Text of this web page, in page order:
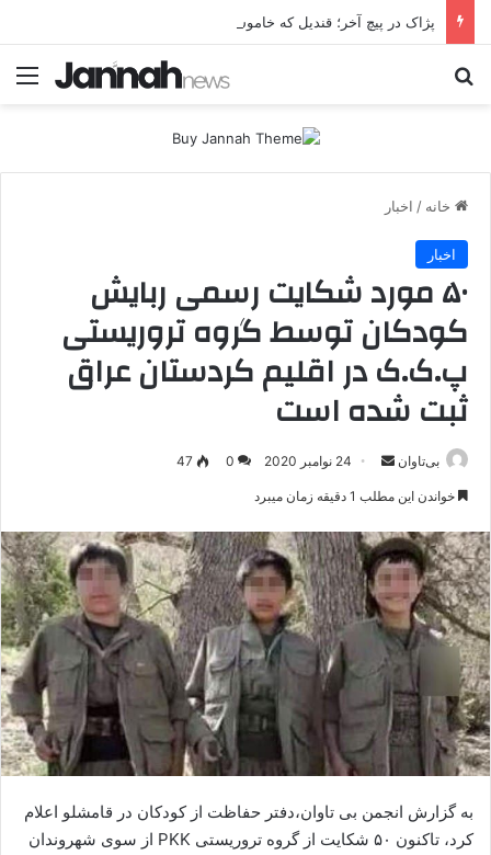
خانه / اخبار
اخبار
۵۰ مورد شکایت رسمی ربایش
کودکان توسط گروه تروریستی
پ.ک.ک در اقلیم کردستان عراق
ثبت شده است
بی‌تاوان
ر
ا
ل
ا
ی
ی
ل
24 نوامبر 2020 0
47
خواندن این مطلب 1 دقیقه زمان میبرد
به گزارش انجمن بی تاوان،‌دفتر حفاظت از کودکان در قامشلو اعلام
کرد، تاکنون ۵٠ شکایت از گروه تروریستی PKK از سوی شهروندان